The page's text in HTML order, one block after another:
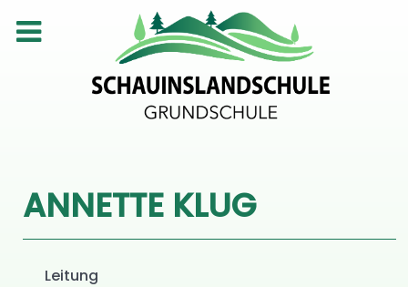
ANNETTE KLUG
Leitung